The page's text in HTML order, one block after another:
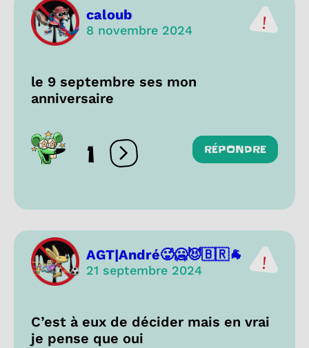
caloub
8 novembre 2024
le 9 septembre ses mon
anniversaire
1 Ouvrir les réactions
RÉPONDRE
AGT|André🥵🥶😈🇧🇷🐐
21 septembre 2024
C’est à eux de décider mais en vrai
je pense que oui